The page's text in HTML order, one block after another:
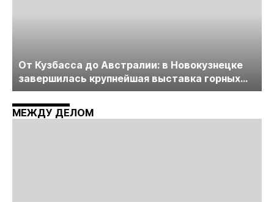
От Кузбасса до Австралии: в Новокузнецке
завершилась крупнейшая выставка горных
технологий «Недра России. Уголь России и
Майнинг»
МЕЖДУ ДЕЛОМ